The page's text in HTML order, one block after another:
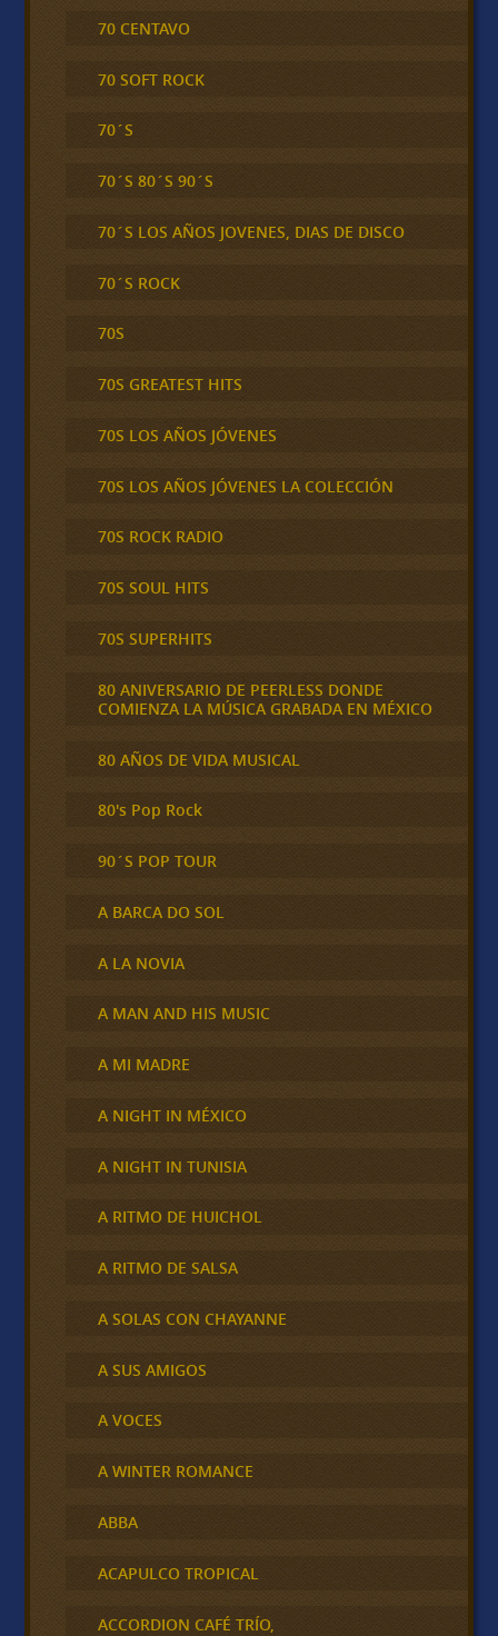
70 CENTAVO
70 SOFT ROCK
70´S
70´S 80´S 90´S
70´S LOS AÑOS JOVENES, DIAS DE DISCO
70´S ROCK
70S
70S GREATEST HITS
70S LOS AÑOS JÓVENES
70S LOS AÑOS JÓVENES LA COLECCIÓN
70S ROCK RADIO
70S SOUL HITS
70S SUPERHITS
80 ANIVERSARIO DE PEERLESS DONDE
COMIENZA LA MÚSICA GRABADA EN MÉXICO
80 AÑOS DE VIDA MUSICAL
80's Pop Rock
90´S POP TOUR
A BARCA DO SOL
A LA NOVIA
A MAN AND HIS MUSIC
A MI MADRE
A NIGHT IN MÉXICO
A NIGHT IN TUNISIA
A RITMO DE HUICHOL
A RITMO DE SALSA
A SOLAS CON CHAYANNE
A SUS AMIGOS
A VOCES
A WINTER ROMANCE
ABBA
ACAPULCO TROPICAL
ACCORDION CAFÉ TRÍO,